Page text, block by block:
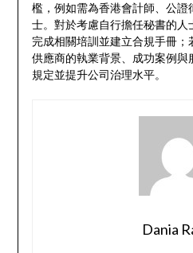
檻，例如需為香港會計師、公證
士。對於考慮自行擔任秘書的人
完成相關培訓並建立合規手冊
供應商的執業背景、成功案例
規定並提升公司治理水平。
Dania